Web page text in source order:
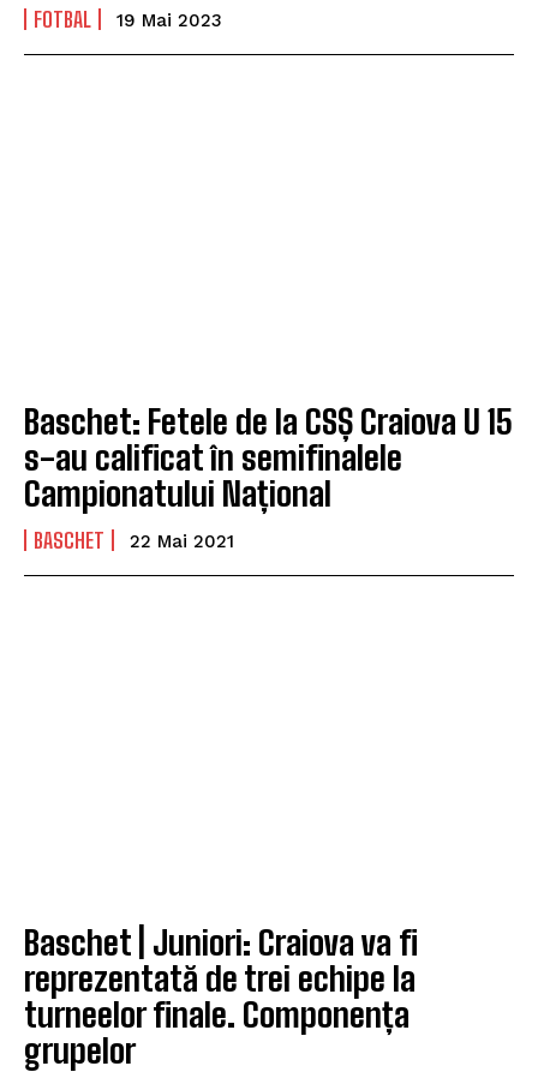
FOTBAL 19 Mai 2023
Baschet: Fetele de la CSȘ Craiova U 15
s-au calificat în semifinalele
Campionatului Național
BASCHET 22 Mai 2021
Baschet | Juniori: Craiova va fi
reprezentată de trei echipe la
turneelor finale. Componența
grupelor